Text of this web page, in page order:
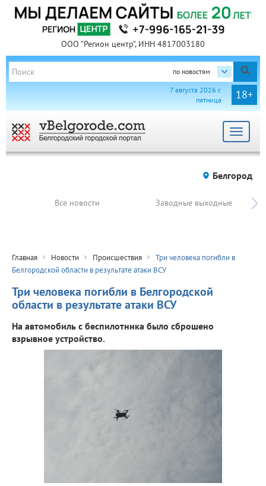
ООО "Регион центр", ИНН 4817003180
по новостям
18+
7 августа 2026 г.
пятница
Toggle
Белгород
Все новости Заводные выходные
Главная Новости Происшествия
Три человека погибли в
Белгородской области в результате атаки ВСУ
Три человека погибли в Белгородской
области в результате атаки ВСУ
На автомобиль с беспилотника было сброшено
взрывное устройство.